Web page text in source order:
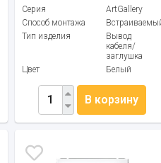
Серия
ArtGallery
Способ монтажа
Тип изделия
Вывод
кабеля/
заглушка
Цвет
Белый
В корзину